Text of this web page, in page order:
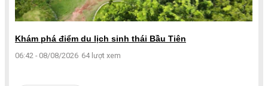
Khám phá điểm du lịch sinh thái Bầu Tiên
06:42 - 08/08/2026 64 lượt xem